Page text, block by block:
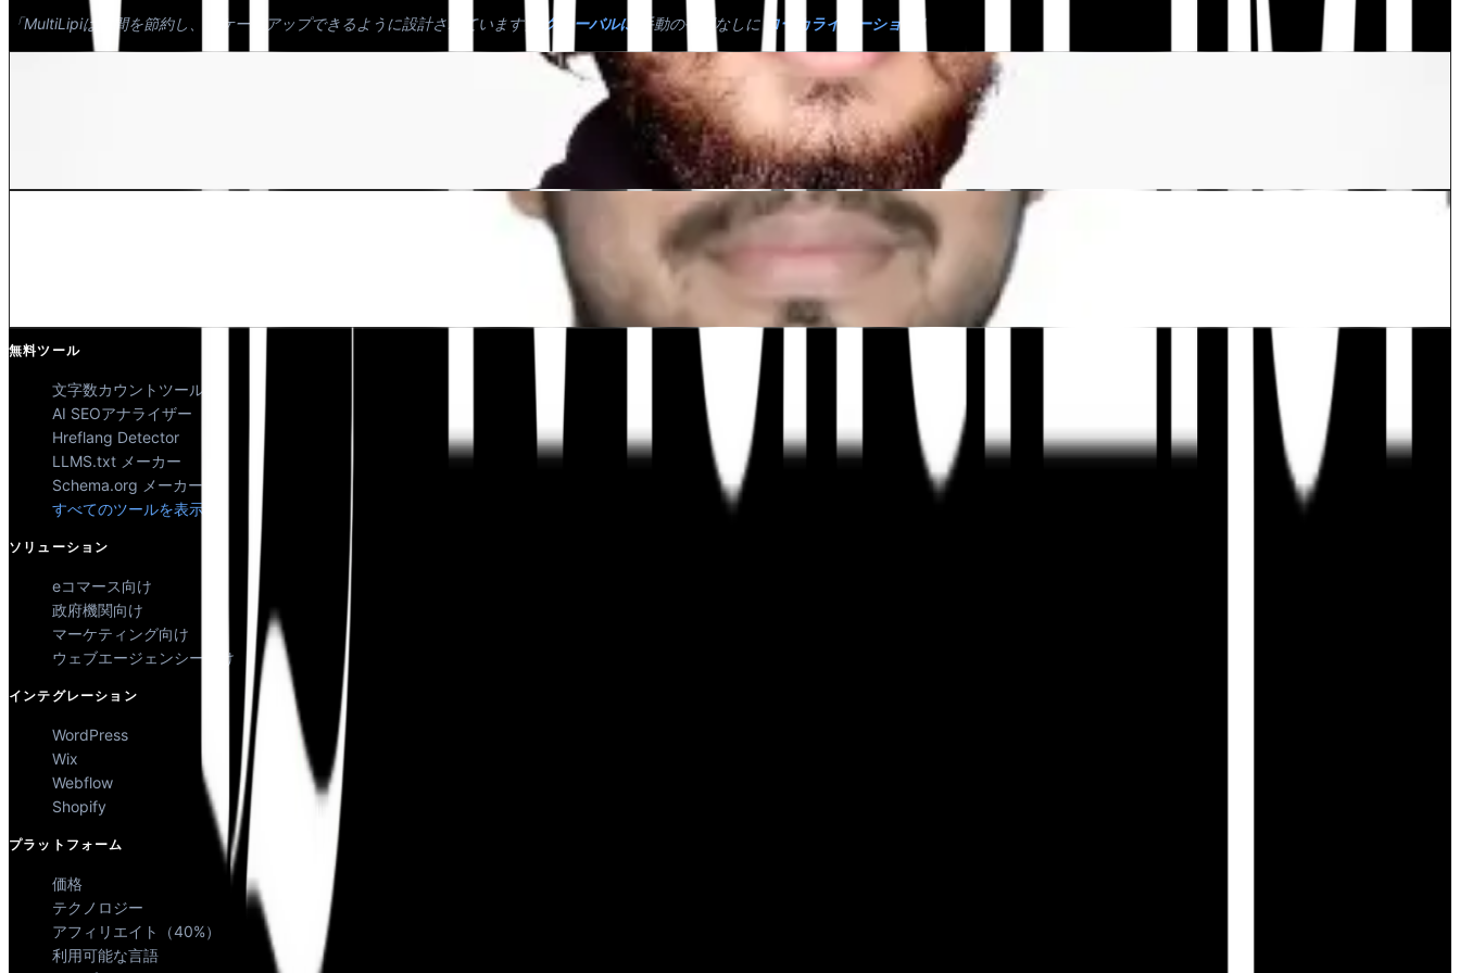
「MultiLipiは時間を節約し、スケールアップできるように設計されています」 グローバルに 手動の手間なしに ローカライゼーション ."
無料ツール
文字数カウントツール
AI SEOアナライザー
Hreflang Detector
LLMS.txt メーカー
Schema.org メーカー
すべてのツールを表示
ソリューション
eコマース向け
政府機関向け
マーケティング向け
ウェブエージェンシー向け
インテグレーション
WordPress
Wix
Webflow
Shopify
プラットフォーム
価格
テクノロジー
アフィリエイト（40%）
利用可能な言語